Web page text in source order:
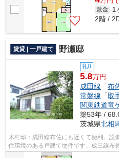
敷金 1
2階 /
賃貸 | 一戸建て 野瀬邸
礼0
5.8万円
成田線 「布
常磐線 「取
関東鉄道竜
築53年 /
茨城県北相
木村邸：成田線布佐にも近くて便利。設
住環境のある戸建て物件です。成田線布
たら、まずはアパートマンション館 ...